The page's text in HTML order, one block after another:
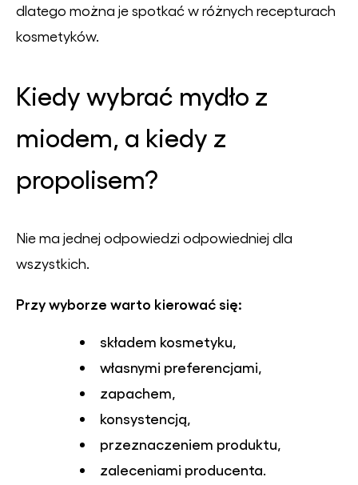
dlatego można je spotkać w różnych recepturach
kosmetyków.
Kiedy wybrać mydło z
miodem, a kiedy z
propolisem?
Nie ma jednej odpowiedzi odpowiedniej dla
wszystkich.
Przy wyborze warto kierować się:
składem kosmetyku,
własnymi preferencjami,
zapachem,
konsystencją,
przeznaczeniem produktu,
zaleceniami producenta.